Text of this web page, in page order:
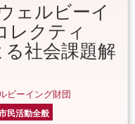
ェルビーイ
レクティ
社会課題解
ビーイング財団
民活動全般